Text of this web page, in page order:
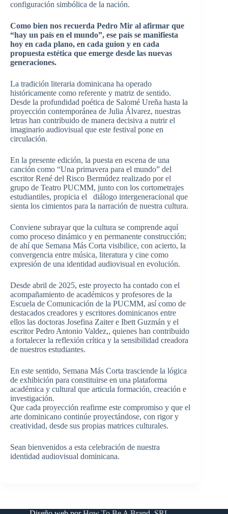
configuración simbólica de la nación.
Como bien nos recuerda Pedro Mir al afirmar que
“hay un país en el mundo”, ese país se manifiesta
hoy en cada plano, en cada guion y en cada
propuesta estética que emerge desde las nuevas
generaciones.
La tradición literaria dominicana ha operado
históricamente como referente y matriz de sentido.
Desde la profundidad poética de Salomé Ureña hasta la
proyección contemporánea de Julia Álvarez, nuestras
letras han contribuido de manera decisiva a nutrir el
imaginario audiovisual que este festival pone en
circulación.
En la presente edición, la puesta en escena de una
canción como “Una primavera para el mundo” del
escritor René del Risco Bermúdez realizado por el
grupo de Teatro PUCMM, junto con los cortometrajes
estudiantiles, propicia el diálogo intergeneracional que
sienta los cimientos para la narración de nuestra cultura.
Conviene subrayar que la cultura se comprende aquí
como proceso dinámico y en permanente construcción;
de ahí que Semana Más Corta visibilice, con acierto, la
convergencia entre música, literatura y cine como
expresión de una identidad audiovisual en evolución.
Desde abril de 2025, este proyecto ha contado con el
acompañamiento de académicos y profesores de la
Escuela de Comunicación de la PUCMM, así como de
destacados creadores y escritores dominicanos entre
ellos las doctoras Josefina Zaiter e Ibett Guzmán y el
escritor Pedro Antonio Valdez,, quienes han contribuido
a fortalecer la reflexión crítica y la sensibilidad creadora
de nuestros estudiantes.
En este sentido, Semana Más Corta trasciende la lógica
de exhibición para constituirse en una plataforma
académica y cultural que articula formación, creación e
investigación.
Que cada proyección reafirme este compromiso y que el
arte dominicano continúe proyectándose, con rigor y
creatividad, desde sus propias matrices culturales.
Sean bienvenidos a esta celebración de nuestra
identidad audiovisual dominicana.